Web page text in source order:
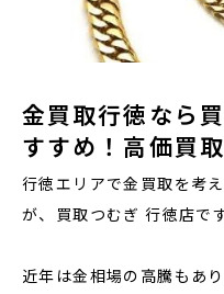
金買取行徳なら
すすめ！高価買
行徳エリアで金買取を考
が、買取つむぎ 行徳店です
近年は金相場の高騰もあ